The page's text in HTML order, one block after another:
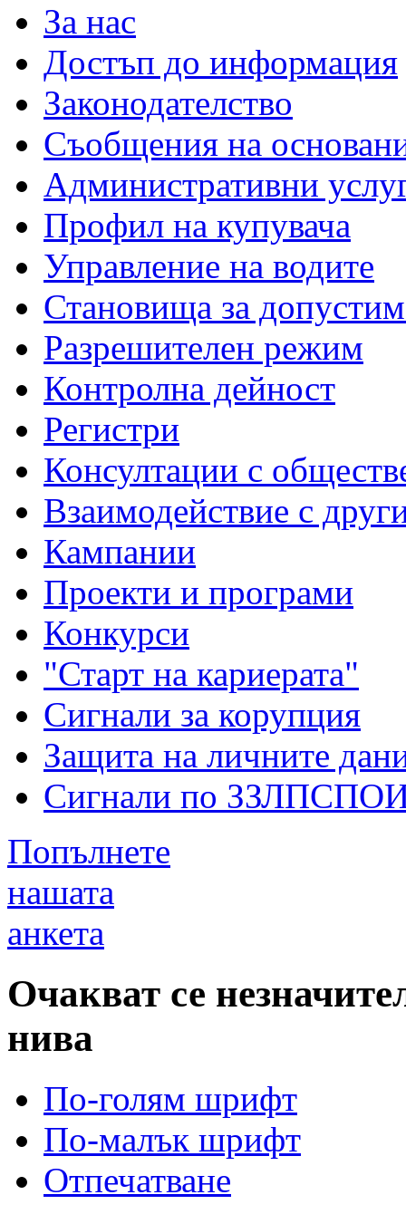
За нас
Достъп до информация
Законодателство
Съобщения на
Административни
Профил на купувача
Управление на водите
Становища за
Разрешителен режим
Контролна дейност
Регистри
Консултации с
Взаимодействие с
Кампании
Проекти и програми
Конкурси
"Старт на кариерата"
Сигнали за корупция
Защита на личните
Сигнали по
Попълнете
нашата
анкета
Очакват се
нива
По-голям шрифт
По-малък шрифт
Отпечатване